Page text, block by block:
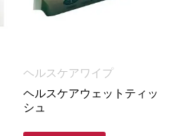
ヘルスケアワイプ
ヘルスケアウェットティッ
シュ